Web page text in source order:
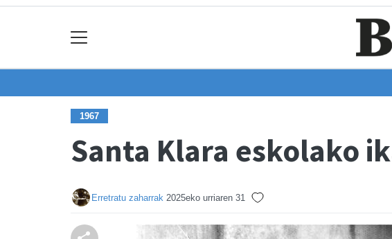
1967
Santa Klara eskolako
Erretratu zaharrak 2025eko urriaren 31